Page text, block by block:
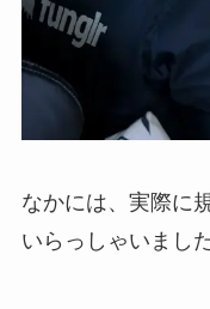
なかには、実際に
いらっしゃいました